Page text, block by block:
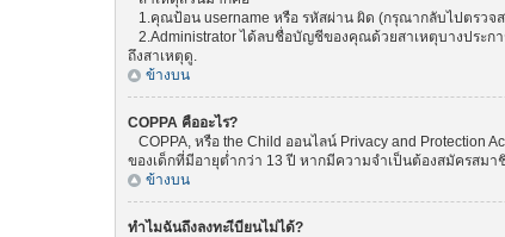
1.คุณป้อน username หรือ รหัสผ่าน ผิด (กรุณากลับไปตรว
2.Administrator ได้ลบชื่อบัญชีของคุณด้วยสาเหตุบางประก
ถึงสาเหตุดู.
ข้างบน
COPPA คืออะไร?
COPPA, หรือ the Child ออนไลน์ Privacy and Protection
ของเด็กที่มีอายุต่ำกว่า 13 ปี หากมีความจำเป็นต้องสมัครสม
ข้างบน
ทำไมฉันถึงลงทะเีบียนไม่ได้?